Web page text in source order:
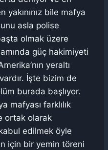
yakınınız bile mafya
asla polise
olmak üzere
güç hakimiyeti
yeraltı
İşte bizim de
burada başlıyor.
mafyası farklılık
ortak olarak
edilmek öyle
için bir yemin töreni